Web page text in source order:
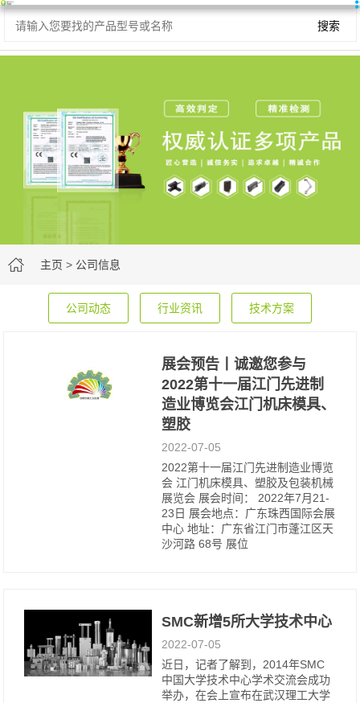
主页 > 公司信息
公司动态 行业资讯 技术方案
展会预告丨诚邀您参与
2022第十一届江门先进制
造业博览会江门机床模具、
塑胶
2022-07-05
2022第十一届江门先进制造业博览
会 江门机床模具、塑胶及包装机械
展览会 展会时间： 2022年7月21-
23日 展会地点：广东珠西国际会展
中心 地址：广东省江门市蓬江区天
沙河路 68号 展位
SMC新增5所大学技术中心
2022-07-05
近日，记者了解到，2014年SMC
中国大学技术中心学术交流会成功
举办，在会上宣布在武汉理工大学